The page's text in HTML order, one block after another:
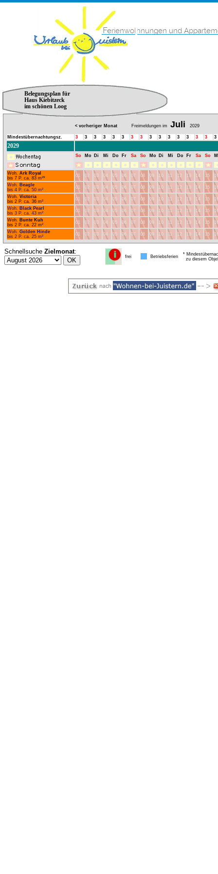
Belegungsplan für
Haus Kiebitzeck
im schönen Loog
< vorheriger Monat Freimeldungen im Juli 2029
Mindestübernachtungsz. 3 3 3 3 3 3 3 3 3 3 3 3 3 3 3 3
2029
So Mo Di Mi Do Fr Sa So Mo Di Mi Do Fr Sa So
Woh. Ark Royal
bis 7 P. ca. 83 m²*
01 02 03 04 05 06 07 08 09 10 11 12 13 14 15
Woh. Beagle
bis 4 P. ca. 50 m²
01 02 03 04 05 06 07 08 09 10 11 12 13 14 15
Woh. Victoria
bis 2 P. ca. 36 m²
01 02 03 04 05 06 07 08 09 10 11 12 13 14 15
Woh. Black Pearl
bis 3 P. ca. 43 m²
01 02 03 04 05 06 07 08 09 10 11 12 13 14 15
Woh. Bunte Kuh
bis 2 P. ca. 22 m²
01 02 03 04 05 06 07 08 09 10 11 12 13 14 15
Woh. Golden Hinde
bis 2 P. ca. 25 m²
01 02 03 04 05 06 07 08 09 10 11 12 13 14 15
Schnellsuche Zielmonat:
frei Betriebsferien
*
zu diesem